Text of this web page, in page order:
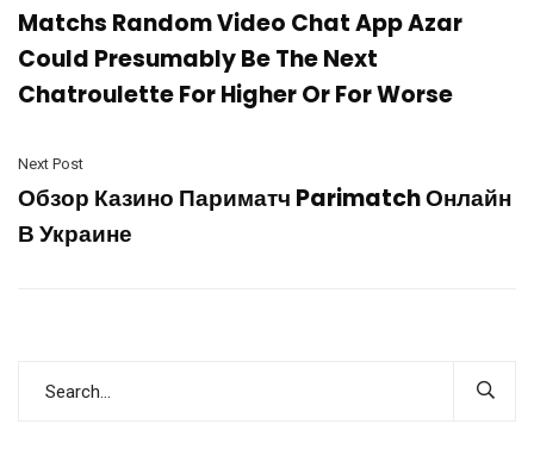
Matchs Random Video Chat App Azar
Could Presumably Be The Next
Chatroulette For Higher Or For Worse
Next Post
Обзор Казино Париматч Parimatch Онлайн
В Украине